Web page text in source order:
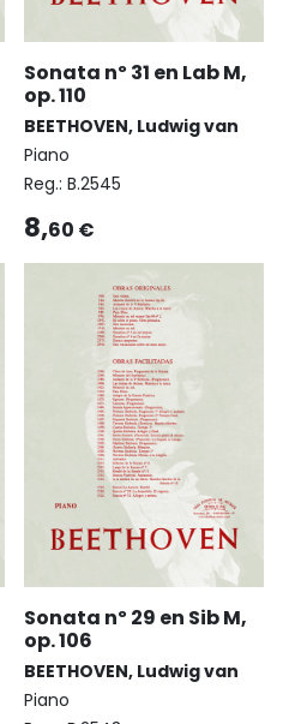
Sonata nº 31 en Lab M,
op. 110
BEETHOVEN, Ludwig van
Piano
Reg.: B.2545
8,60 €
Sonata nº 29 en Sib M,
op. 106
BEETHOVEN, Ludwig van
Piano